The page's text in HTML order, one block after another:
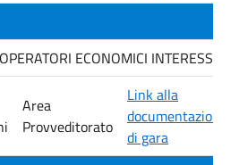
ECONOMICI
Area
Provveditorato
Link alla
documentazione
di gara